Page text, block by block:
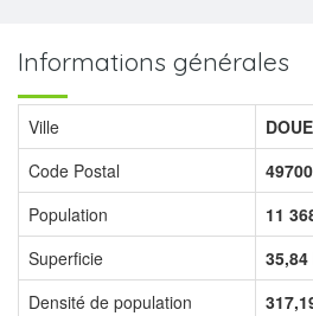
Informations générales
Ville
Code Postal
49700
Population
11
Superficie
35,84
Densité de population